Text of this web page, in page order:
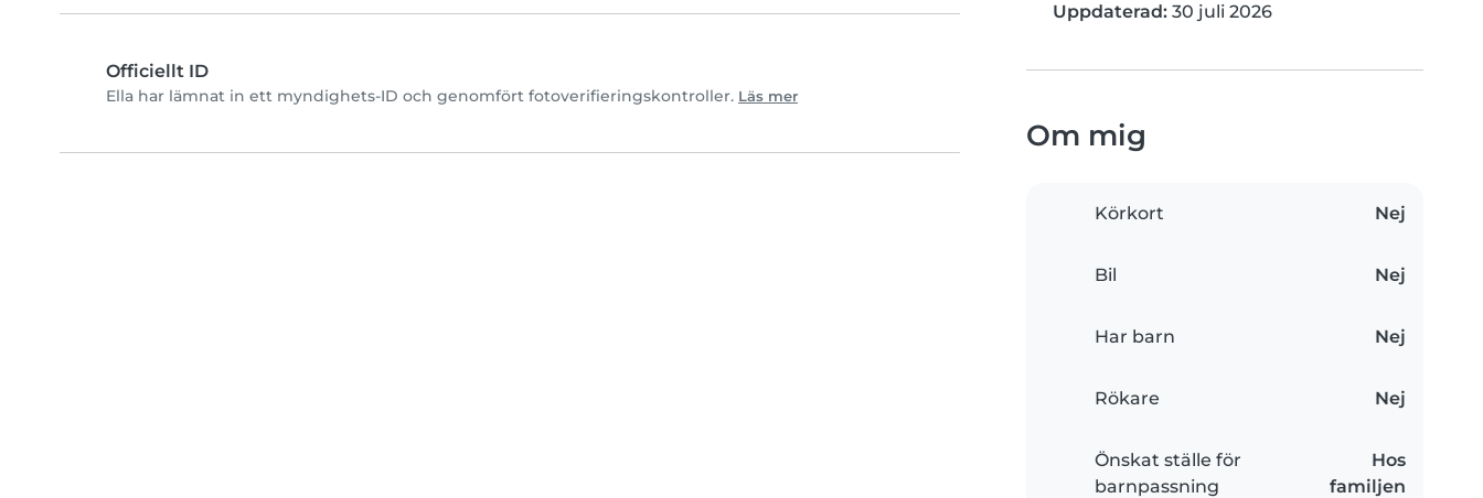
Officiellt ID
Ella har lämnat in ett myndighets-ID och genomfört fotoverifieringskontroller. Läs mer
Uppdaterad: 30 juli 2026
Om mig
Körkort Nej
Bil Nej
Har barn Nej
Rökare Nej
Önskat ställe för
barnpassning
Hos
familjen